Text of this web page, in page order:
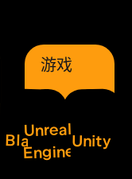
Blazor
游戏
Unreal
Engine
Unity